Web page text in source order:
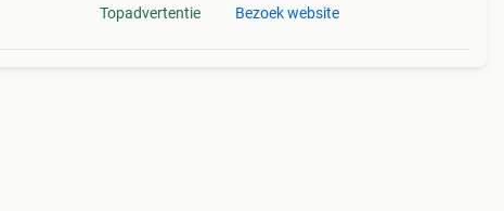
Topadvertentie Bezoek website